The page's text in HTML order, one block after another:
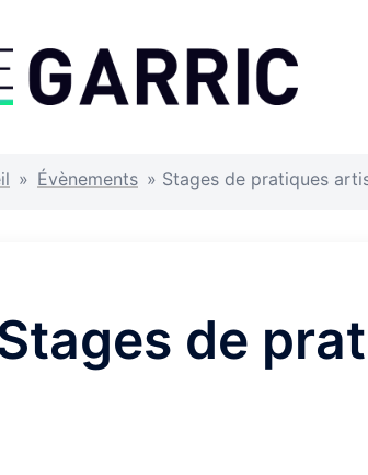
» Évènements » Stages de pratiques
de